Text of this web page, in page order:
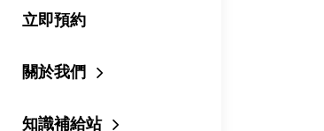
立即預約
關於我們
知識補給站